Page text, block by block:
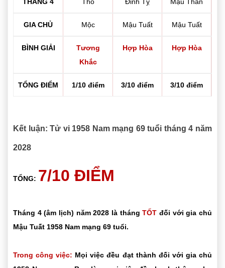
GIA CHỦ Mộc Mậu Tuất Mậu Tuất
BÌNH GIẢI
Tương
Khắc
Hợp Hòa Hợp Hòa
TỔNG ĐIỂM 1/10 điểm 3/10 điểm 3/10 điểm
Kết luận: Tử vi 1958 Nam mạng 69 tuổi tháng 4 năm
2028
TỔNG: 7/10 ĐIỂM
Tháng 4 (âm lịch) năm 2028 là thángTỐT đối với gia chủ
Mậu Tuất 1958 Nam mạng 69 tuổi.
Trong công việc: Mọi việc đều đạt thành đối với gia chủ